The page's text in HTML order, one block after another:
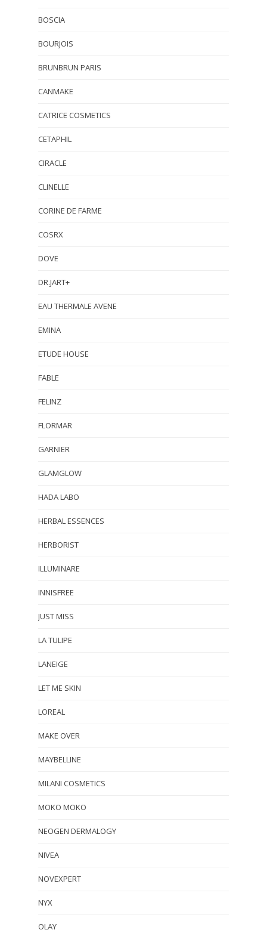
BOSCIA
BOURJOIS
BRUNBRUN PARIS
CANMAKE
CATRICE COSMETICS
CETAPHIL
CIRACLE
CLINELLE
CORINE DE FARME
COSRX
DOVE
DR.JART+
EAU THERMALE AVENE
EMINA
ETUDE HOUSE
FABLE
FELINZ
FLORMAR
GARNIER
GLAMGLOW
HADA LABO
HERBAL ESSENCES
HERBORIST
ILLUMINARE
INNISFREE
JUST MISS
LA TULIPE
LANEIGE
LET ME SKIN
LOREAL
MAKE OVER
MAYBELLINE
MILANI COSMETICS
MOKO MOKO
NEOGEN DERMALOGY
NIVEA
NOVEXPERT
NYX
OLAY